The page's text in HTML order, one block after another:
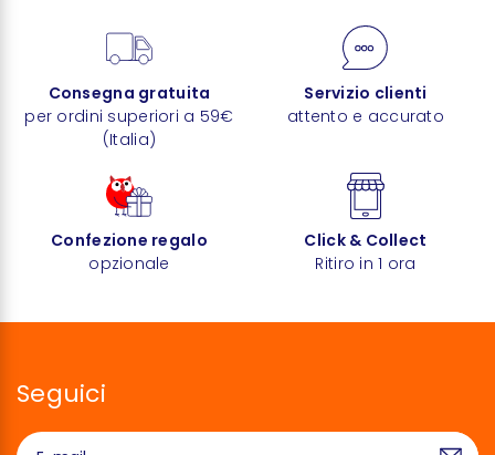
Consegna gratuita
per ordini superiori a 59€
(Italia)
Servizio clienti
attento e accurato
Confezione regalo
opzionale
Click & Collect
Ritiro in 1 ora
Seguici